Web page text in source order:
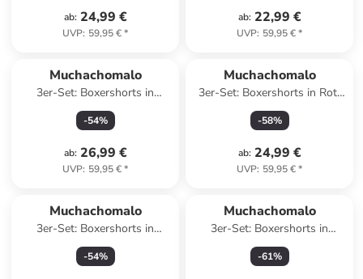
ab: 24,99 €
UVP: 59,95 €*
ab: 22,99 €
UVP: 59,95 €*
Muchachomalo
3er-Set: Boxershorts in
Schwarz/ Grün
-54%
ab: 26,99 €
UVP: 59,95 €*
Muchachomalo
3er-Set: Boxershorts in Rot/
Grün/ Bunt
-58%
ab: 24,99 €
UVP: 59,95 €*
Muchachomalo
3er-Set: Boxershorts in
Schwarz
-54%
Muchachomalo
3er-Set: Boxershorts in
Schwarz/ Grün
-61%